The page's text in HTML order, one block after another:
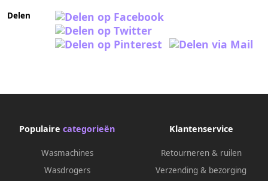
Delen
Populaire categorieën
Wasmachines
Wasdrogers
Klantenservice
Retourneren & ruilen
Verzending & bezorging